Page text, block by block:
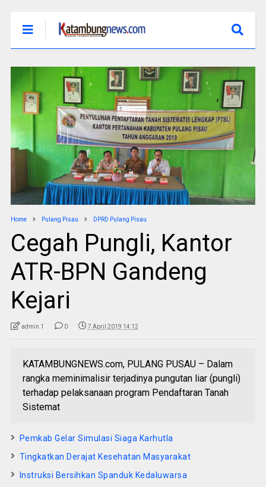
Home Pulang Pisau DPRD Pulang Pisau
Cegah Pungli, Kantor
ATR-BPN Gandeng
Kejari
admin 1 0 7 April 2019 14:12
KATAMBUNGNEWS.com, PULANG PUSAU – Dalam
rangka meminimalisir terjadinya pungutan liar (pungli)
terhadap pelaksanaan program Pendaftaran Tanah
Sistemat
Pemkab Gelar Simulasi Siaga Karhutla
Tingkatkan Derajat Kesehatan Masyarakat
Instruksi Bersihkan Spanduk Kedaluwarsa